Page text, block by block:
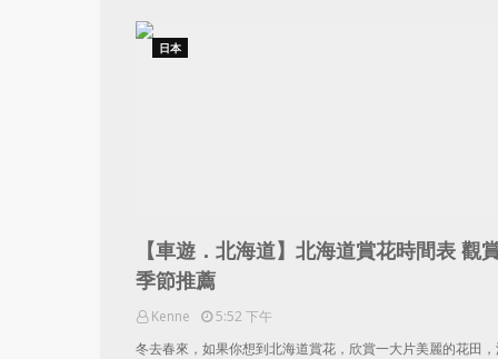
日本
【車遊．北海道】北海道賞花時間表 觀
季節推薦
Kenne
5:52 下午
冬去春來，如果你想到北海道賞花，欣賞一大片美麗的花田